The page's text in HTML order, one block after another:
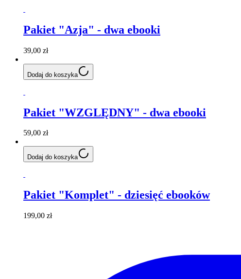
Pakiet "Azja" - dwa ebooki
39,00 zł
Dodaj do koszyka
Pakiet "WZGLĘDNY" - dwa ebooki
59,00 zł
Dodaj do koszyka
Pakiet "Komplet" - dziesięć ebooków
199,00 zł